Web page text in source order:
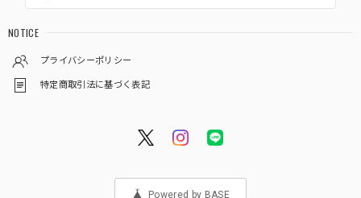
NOTICE
プライバシーポリシー
特定商取引法に基づく表記
Powered by BASE